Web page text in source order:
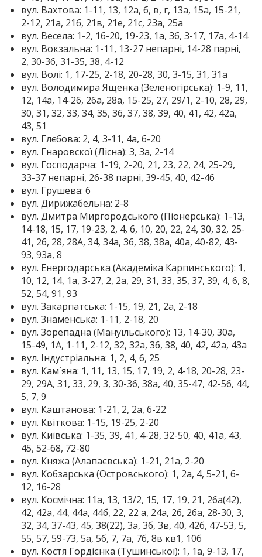
вул. Вахтова: 1-11, 13, 12а, б, в, г, 13а, 15а, 15-21,
2-12, 21а, 21б, 21в, 21е, 21с, 23а, 25а
вул. Весела: 1-2, 16-20, 19-23, 1а, 3б, 3-17, 17а, 4-14
вул. Вокзальна: 1-11, 13-27 непарні, 14-28 парні,
2, 30-36, 31-35, 38, 4-12
вул. Волі: 1, 17-25, 2-18, 20-28, 30, 3-15, 31, 31а
вул. Володимира Ященка (Зеленогірська): 1-9, 11,
12, 14а, 14-26, 26а, 28а, 15-25, 27, 29/1, 2-10, 28, 29,
30, 31, 32, 33, 34, 35, 36, 37, 38, 39, 40, 41, 42, 42а,
43, 51
вул. Глєбова: 2, 4, 3-11, 4а, 6-20
вул. Гнаровскої (Лісна): 3, 3а, 2-14
вул. Господарча: 1-19, 2-20, 21, 23, 22, 24, 25-29,
33-37 непарні, 26-38 парні, 39-45, 40, 42-46
вул. Грушева: 6
вул. Дирижабельна: 2-8
вул. Дмитра Миргородського (Піонерська): 1-13,
14-18, 15, 17, 19-23, 2, 4, 6, 10, 20, 22, 24, 30, 32, 25-
41, 26, 28, 28А, 34, 34а, 36, 38, 38а, 40а, 40-82, 43-
93, 93а, 8
вул. Енергодарська (Академіка Карпинського): 1,
10, 12, 14, 1а, 3-27, 2, 2а, 29, 31, 33, 35, 37, 39, 4, 6, 8,
52, 54, 91, 93
вул. Закарпатська: 1-15, 19, 21, 2а, 2-18
вул. Знаменська: 1-11, 2-18, 20
вул. Зорепадна (Мануїльського): 13, 14-30, 30а,
15-49, 1A, 1-11, 2-12, 32, 32а, 36, 38, 40, 42, 42а, 43а
вул. Індустріальна: 1, 2, 4, 6, 25
вул. Кам`яна: 1, 11, 13, 15, 17, 19, 2, 4-18, 20-28, 23-
29, 29А, 31, 33, 29, 3, 30-36, 38а, 40, 35-47, 42-56, 44,
5, 7, 9
вул. Каштанова: 1-21, 2, 2а, 6-22
вул. Квіткова: 1-15, 19-25, 2-20
вул. Київська: 1-35, 39, 41, 4-28, 32-50, 40, 41а, 43,
45, 52-68, 72-80
вул. Княжа (Алапаєвська): 1-21, 21а, 2-20
вул. Кобзарська (Островського): 1, 2а, 4, 5-21, 6-
12, 16-28
вул. Космічна: 11а, 13, 13/2, 15, 17, 19, 21, 26а(42),
42, 42а, 44, 44а, 44б, 22, 22 а, 24а, 26, 26а, 28-30, 3,
32, 34, 37-43, 45, 38(22), 3а, 3б, 3в, 40, 42б, 47-53, 5,
55, 57, 59-73, 5а, 5б, 7, 7а, 7б, 8в кв1, 10б
вул. Костя Гордієнка (Тушинської): 1, 1а, 9-13, 17,